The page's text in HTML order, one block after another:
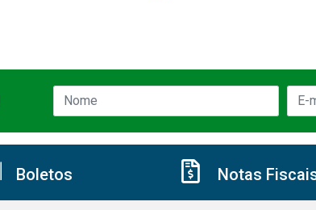
Boletos Notas